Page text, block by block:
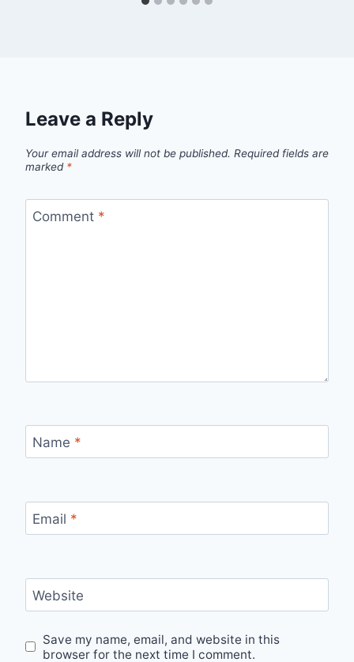
Leave a Reply
Your email address will not be published. Required fields are
marked *
Comment *
Name *
Email *
Website
Save my name, email, and website in this
browser for the next time I comment.